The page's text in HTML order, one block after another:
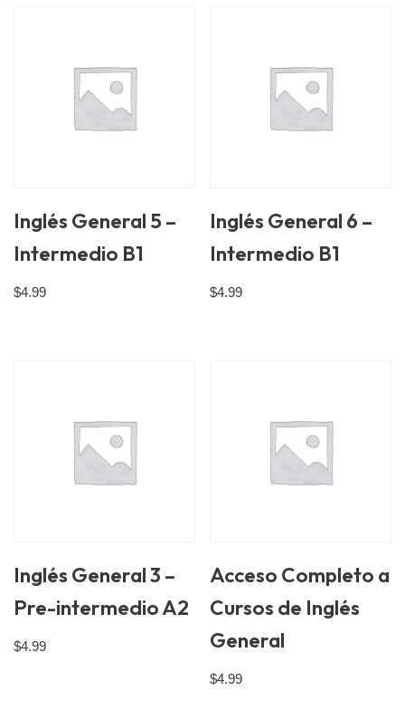
Inglés General 5 –
Intermedio B1
$4.99
Inglés General 6 –
Intermedio B1
$4.99
Inglés General 3 –
Pre-intermedio A2
$4.99
Acceso Completo a
Cursos de Inglés
General
$4.99